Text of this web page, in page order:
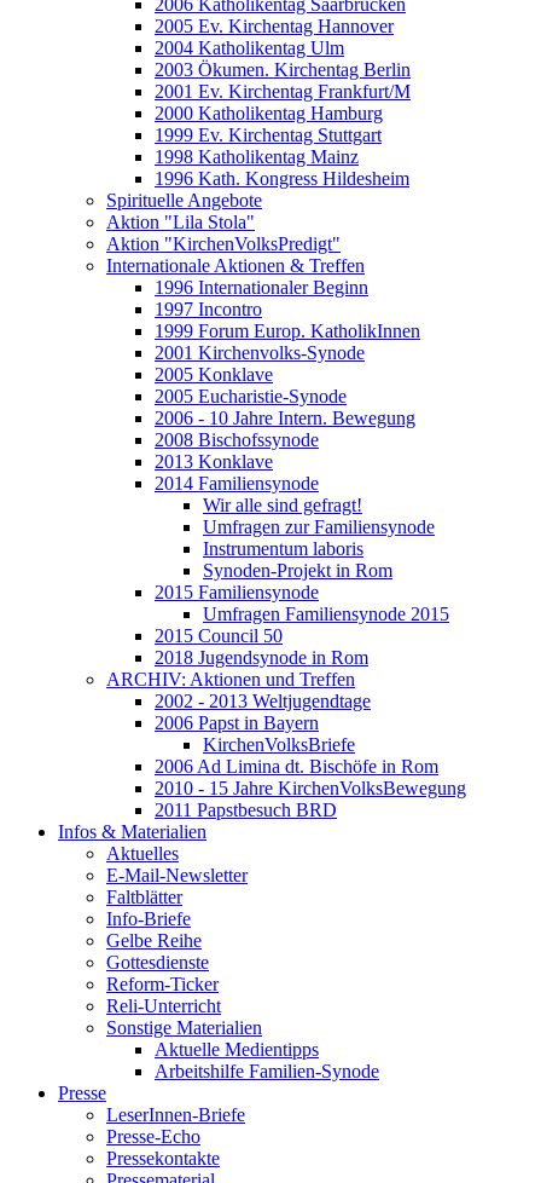
2006 Katholikentag Saarbrücken
2005 Ev. Kirchentag Hannover
2004 Katholikentag Ulm
2003 Ökumen. Kirchentag Berlin
2001 Ev. Kirchentag Frankfurt/M
2000 Katholikentag Hamburg
1999 Ev. Kirchentag Stuttgart
1998 Katholikentag Mainz
1996 Kath. Kongress Hildesheim
Spirituelle Angebote
Aktion "Lila Stola"
Aktion "KirchenVolksPredigt"
Internationale Aktionen & Treffen
1996 Internationaler Beginn
1997 Incontro
1999 Forum Europ. KatholikInnen
2001 Kirchenvolks-Synode
2005 Konklave
2005 Eucharistie-Synode
2006 - 10 Jahre Intern. Bewegung
2008 Bischofssynode
2013 Konklave
2014 Familiensynode
Wir alle sind gefragt!
Umfragen zur Familiensynode
Instrumentum laboris
Synoden-Projekt in Rom
2015 Familiensynode
Umfragen Familiensynode 2015
2015 Council 50
2018 Jugendsynode in Rom
ARCHIV: Aktionen und Treffen
2002 - 2013 Weltjugendtage
2006 Papst in Bayern
KirchenVolksBriefe
2006 Ad Limina dt. Bischöfe in Rom
2010 - 15 Jahre KirchenVolksBewegung
2011 Papstbesuch BRD
Infos & Materialien
Aktuelles
E-Mail-Newsletter
Faltblätter
Info-Briefe
Gelbe Reihe
Gottesdienste
Reform-Ticker
Reli-Unterricht
Sonstige Materialien
Aktuelle Medientipps
Arbeitshilfe Familien-Synode
Presse
LeserInnen-Briefe
Presse-Echo
Pressekontakte